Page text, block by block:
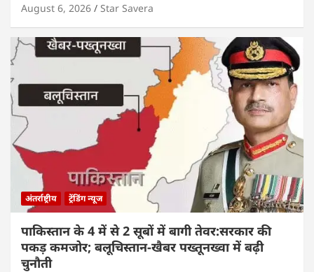
August 6, 2026 Star Savera
अंतर्राष्ट्रीय ट्रेंडिंग न्यूज
पाकिस्तान के 4 में से 2 सूबों में बागी तेवर:सरकार की
पकड़ कमजोर; बलूचिस्तान-खैबर पख्तूनख्वा में बढ़ी
चुनौती